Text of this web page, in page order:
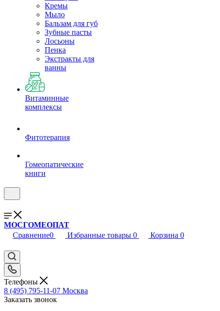
Кремы
Мыло
Бальзам для губ
Зубные пасты
Лосьоны
Пенка
Экстракты для
ванны
Витаминные
комплексы
Фитотерапия
Гомеопатические
книги
МОСГОМЕОПАТ
Сравнение0 Избранные товары 0 Корзина 0
Телефоны
8 (495) 795-11-07 Москва
Заказать звонок